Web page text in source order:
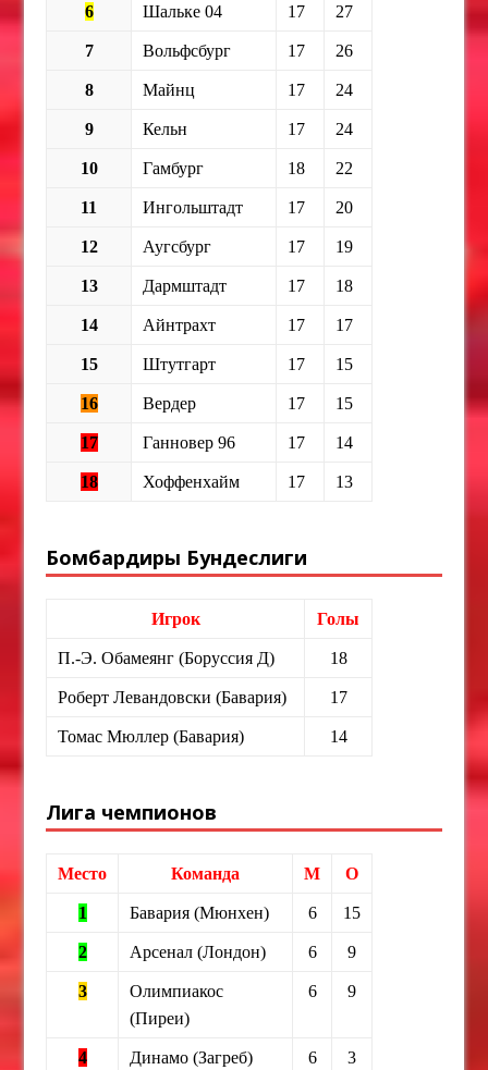
6 Шальке 04 17 27
7 Вольфсбург 17 26
8 Майнц 17 24
9 Кельн 17 24
10 Гамбург 18 22
11 Ингольштадт 17 20
12 Аугсбург 17 19
13 Дармштадт 17 18
14 Айнтрахт 17 17
15 Штутгарт 17 15
16 Вердер 17 15
17 Ганновер 96 17 14
18 Хоффенхайм 17 13
Бомбардиры Бундеслиги
Игрок Голы
П.-Э. Обамеянг (Боруссия Д) 18
Роберт Левандовски (Бавария) 17
Томас Мюллер (Бавария) 14
Лига чемпионов
Место Команда М О
1 Бавария (Мюнхен) 6 15
2 Арсенал (Лондон) 6 9
3
Олимпиакос
(Пиреи)
6 9
4 Динамо (Загреб) 6 3